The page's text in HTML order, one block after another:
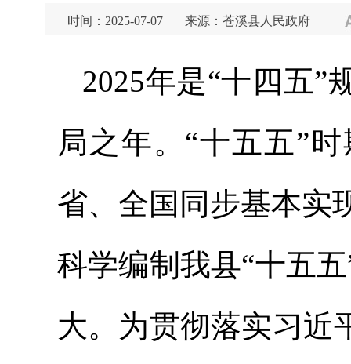
时间：2025-07-07 来源：苍溪县人民政府
2025年是“十四五”
局之年。“十五五”
省、全国同步基本实
科学编制我县“十五
大。为贯彻落实习近